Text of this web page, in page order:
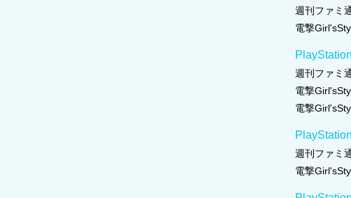
週刊ファミ
電撃
週刊ファミ
電撃
電撃
週刊ファミ
電撃